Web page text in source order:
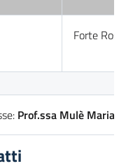
Forte
Prof.ssa Mulè Maria